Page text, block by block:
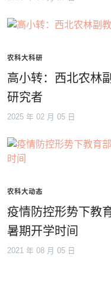
农科大科研
高小转：西北农林
研究者
2025 年 02 月 05 日
农科大动态
疫情防控形势下教
暑期开学时间
2021 年 08 月 05 日